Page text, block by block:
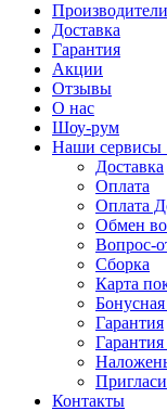
Производители
Доставка
Гарантия
Акции
Отзывы
О нас
Шоу-рум
Наши
Доставка
Оплата
Оплата
Обмен
Вопрос-
Сборка
Карта
Гарантия
Контакты